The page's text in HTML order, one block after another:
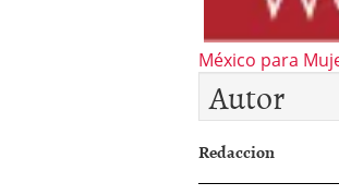
Autor
Redaccion